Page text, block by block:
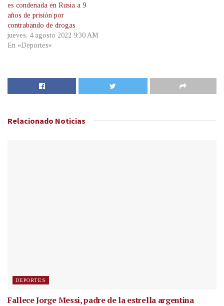
es condenada en Rusia a 9
años de prisión por
contrabando de drogas
jueves, 4 agosto 2022 9:30 AM
En «Deportes»
Relacionado Noticias
DEPORTES
Fallece Jorge Messi, padre de la estrella argentina